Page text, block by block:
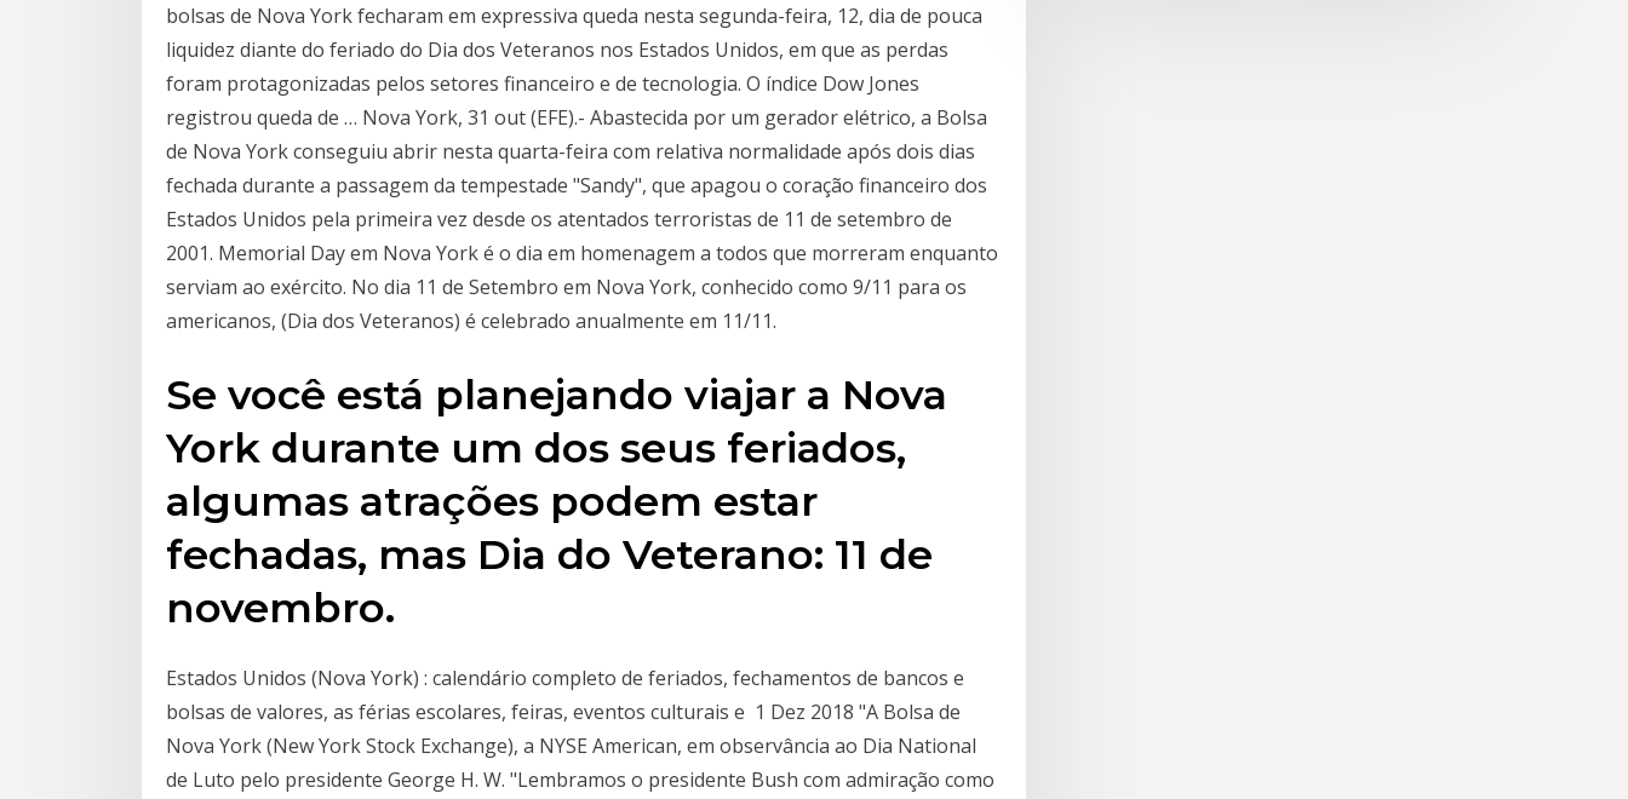
bolsas de Nova York fecharam em expressiva queda nesta segunda-feira, 12, dia de pouca
liquidez diante do feriado do Dia dos Veteranos nos Estados Unidos, em que as perdas
foram protagonizadas pelos setores financeiro e de tecnologia. O índice Dow Jones
registrou queda de … Nova York, 31 out (EFE).- Abastecida por um gerador elétrico, a Bolsa
de Nova York conseguiu abrir nesta quarta-feira com relativa normalidade após dois dias
fechada durante a passagem da tempestade "Sandy", que apagou o coração financeiro dos
Estados Unidos pela primeira vez desde os atentados terroristas de 11 de setembro de
2001. Memorial Day em Nova York é o dia em homenagem a todos que morreram enquanto
serviam ao exército. No dia 11 de Setembro em Nova York, conhecido como 9/11 para os
americanos, (Dia dos Veteranos) é celebrado anualmente em 11/11.
Se você está planejando viajar a Nova
York durante um dos seus feriados,
algumas atrações podem estar
fechadas, mas Dia do Veterano: 11 de
novembro.
Estados Unidos (Nova York) : calendário completo de feriados, fechamentos de bancos e
bolsas de valores, as férias escolares, feiras, eventos culturais e 1 Dez 2018 "A Bolsa de
Nova York (New York Stock Exchange), a NYSE American, em observância ao Dia National
de Luto pelo presidente George H. W. "Lembramos o presidente Bush com admiração como